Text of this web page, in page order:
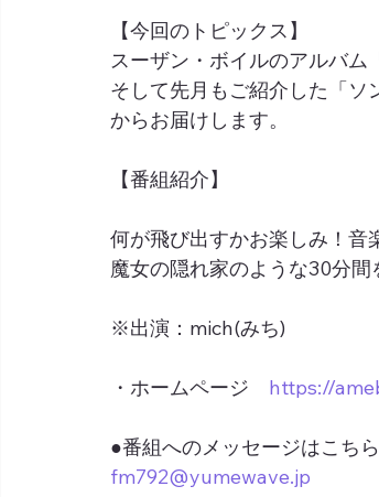
【今回のトピックス】
スーザン・ボイルのアルバム
そして先月もご紹介した「ソ
からお届けします。
【番組紹介】
何が飛び出すかお楽しみ！音
魔女の隠れ家のような30分間
※出演：mich(みち)
・ホームページ https://
●番組へのメッセージはこちら
fm792@yumewave.jp